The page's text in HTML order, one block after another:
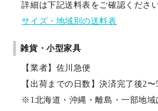
詳細は下記送料表をご確認ください
サイズ・地域別の送料表
雑貨・小型家具
【業者】佐川急便
【出荷までの日数】決済完了後2〜
※1北海道・沖縄・離島・一部地域